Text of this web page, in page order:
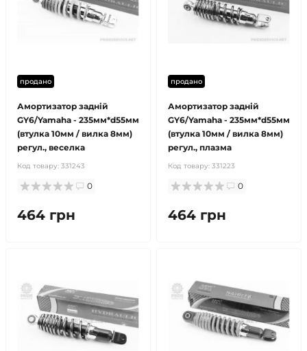
продано
Амортизатор задній
GY6/Yamaha - 235мм*d55мм
(втулка 10мм / вилка 8мм)
регул., веселка
Код товару: 331243
0
464 грн
продано
Амортизатор задній
GY6/Yamaha - 235мм*d55мм
(втулка 10мм / вилка 8мм)
регул., плазма
Код товару: 331223
0
464 грн